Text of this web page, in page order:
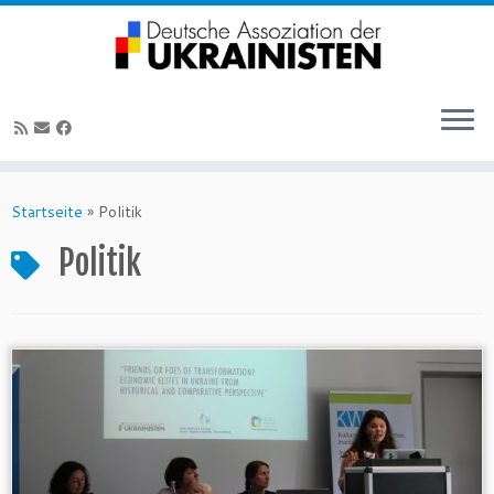
Inhalt
Startseite » Politik
Politik